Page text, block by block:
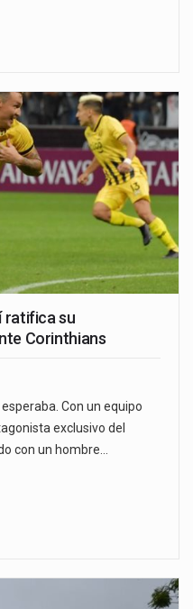
ratifica su
Corinthians
Con un equipo
exclusivo del
con un hombre…